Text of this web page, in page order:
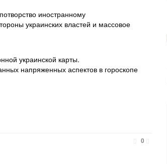
иностранному
украинских властей и массовое
украинской карты.
напряженных аспектов в гороскопе
0